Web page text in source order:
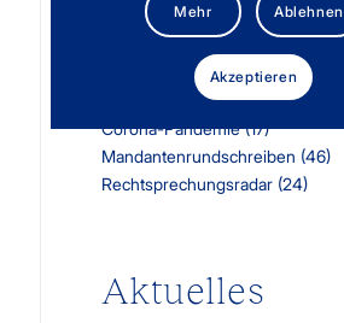
Kategorien
(107)
Aus unserer Kanzlei(2)
Corona-Pandemie(17)
Mandantenrundschreiben (46)
Rechtsprechungsradar (24)
Aktuelles
Mehr Ablehnen
Akzeptieren